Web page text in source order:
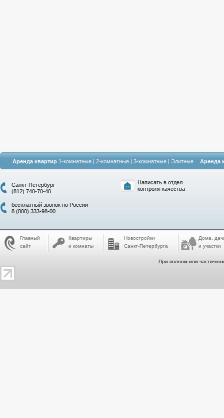
Аренда квартир 1-комнатные | 2-комнатные | 3-комнатные | Элитные Аренда
Санкт-Петербург
(812) 740-70-40
бесплатный звонок по России
8 (800) 333-98-00
Написать в отдел
контроля качества
Главный
сайт
Квартиры
и комнаты
Новостройки
Санкт-Петербурга
Дома,
и участки
При полном или